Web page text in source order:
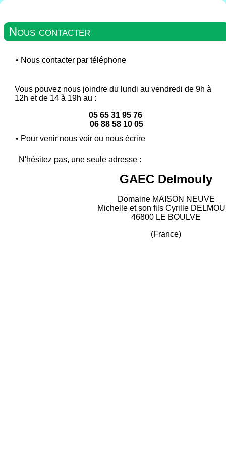
Nous contacter
• Nous contacter par téléphone
Vous pouvez nous joindre du lundi au vendredi de 9h à
12h et de 14 à 19h au :
05 65 31 95 76
06 88 58 10 05
• Pour venir nous voir ou nous écrire
N'hésitez pas, une seule adresse :
GAEC Delmouly
Domaine MAISON NEUVE
Michelle et son fils Cyrille
46800 LE BOULVE
(France)